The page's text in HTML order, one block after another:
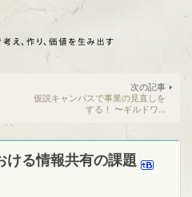
次の記事
仮説キャンバスで事業の見直しを
する！ 〜ギルドワ...
ける情報共有の課題